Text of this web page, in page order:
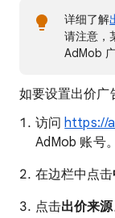
详细了解
请注意，
AdMob
如要设置出价广
访问https://
AdMob 账号。
在边栏中点击
点击出价来源